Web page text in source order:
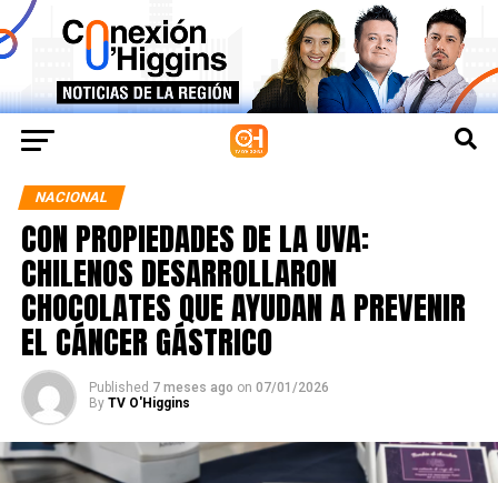
NACIONAL
CON PROPIEDADES DE LA UVA:
CHILENOS DESARROLLARON
CHOCOLATES QUE AYUDAN A PREVENIR
EL CÁNCER GÁSTRICO
Published 7 meses ago on 07/01/2026
By TV O'Higgins